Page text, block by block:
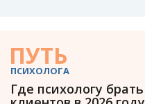
ПУТЬ
ПСИХОЛОГА
Где психологу брать